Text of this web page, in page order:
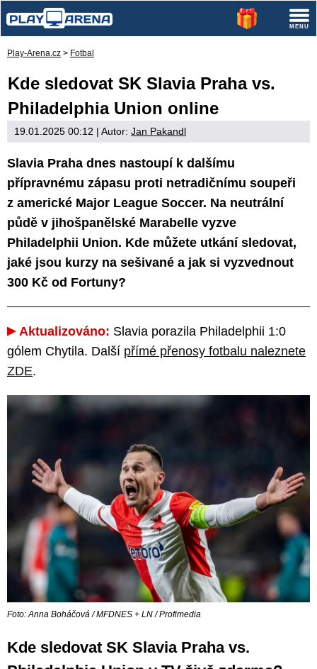
Play-Arena.cz > Fotbal
Kde sledovat SK Slavia Praha vs.
Philadelphia Union online
19.01.2025 00:12 | Autor: Jan Pakandl
Slavia Praha dnes nastoupí k dalšímu
přípravnému zápasu proti netradičnímu soupeři
z americké Major League Soccer. Na neutrální
půdě v jihošpanělské Marabelle vyzve
Philadelphii Union. Kde můžete utkání sledovat,
jaké jsou kurzy na sešivané a jak si vyzvednout
300 Kč od Fortuny?
Aktualizováno: Slavia porazila Philadelphii 1:0
gólem Chytila. Další přímé přenosy fotbalu naleznete
ZDE.
Foto: Anna Boháčová / MFDNES + LN / Profimedia
Kde sledovat SK Slavia Praha vs.